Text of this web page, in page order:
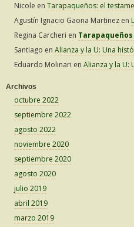
Nicole en Tarapaqueños: el
Agustín Ignacio Gaona Martinez en
Regina Carcheri en
Santiago en Alianza y la U: Una
Eduardo Molinari en Alianza y la U:
Archivos
octubre 2022
septiembre 2022
agosto 2022
noviembre 2020
septiembre 2020
agosto 2020
julio 2019
abril 2019
marzo 2019